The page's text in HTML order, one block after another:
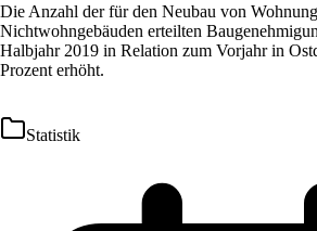
Die Anzahl der für den Neubau von
Nichtwohngebäuden erteilten
Halbjahr 2019 in Relation zum Vorjahr in
Prozent erhöht.
Statistik